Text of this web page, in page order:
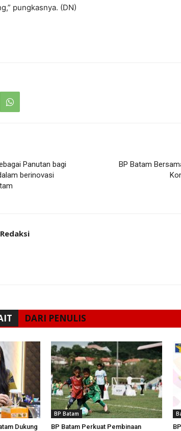
pungkasnya. (DN)
Panutan bagi
berinovasi
BP Batam
Redaksi
DARI PENULIS
Dukung
BP Batam
BP Batam Perkuat Pembinaan